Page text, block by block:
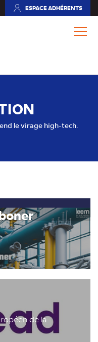
ESPACE ADHÉRENTS
(NOUVEL
le virage high-tech.
de la